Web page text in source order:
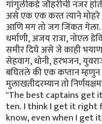
गांगुलीकडे जौहरीची नजर
असे एक एक करत त्याने मोहरे
आणि मग तो जग जिंकत
धर्माणी, अजय रात्रा, नोएल
समीर दिघे असे जे काही भयाण
सेहवाग, धोनी, हरभजन,
बघितले की एक कप्तान
मुलाखतीदरम्यान तो
"The best captains get
ten. I think I get it right
know, even when I get